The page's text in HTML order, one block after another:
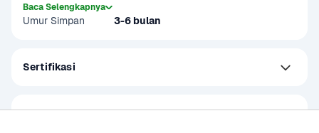
membersihkan sel kulit mati dan menjaga kelembaban
serta elastisitas kulit.
Baca Selengkapnya
Umur Simpan 3-6 bulan
Sertifikasi
Jaminan Belanja Aman